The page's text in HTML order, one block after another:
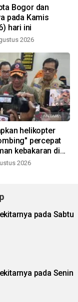
Bogor dan
pada Kamis
hari ini
2026
helikopter
percepat
kebakaran di
2026
pada Sabtu
pada Senin